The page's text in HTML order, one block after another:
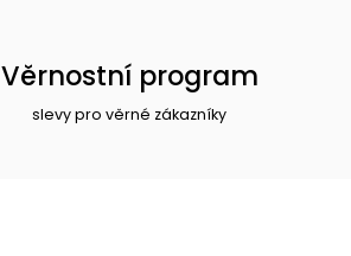
Věrnostní program
slevy pro věrné zákazníky